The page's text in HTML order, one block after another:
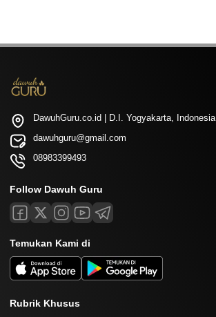
DawuhGuru.co.id | D.I. Yogyakarta, Indonesia
dawuhguru@gmail.com
08983399493
Follow Dawuh Guru
Temukan Kami di
Rubrik Khusus